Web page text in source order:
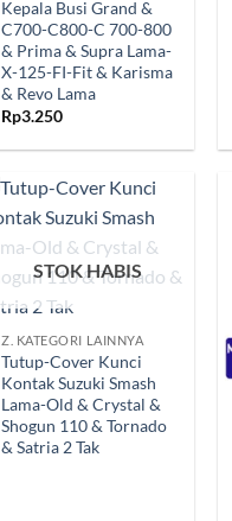
Kepala Busi Grand &
C700-C800-C 700-800
& Prima & Supra Lama-
X-125-FI-Fit & Karisma
& Revo Lama
Rp3.250
ke Wishlist
+
STOK HABIS
Z. KATEGORI LAINNYA
Tutup-Cover Kunci
Kontak Suzuki Smash
Lama-Old & Crystal &
Shogun 110 & Tornado
& Satria 2 Tak